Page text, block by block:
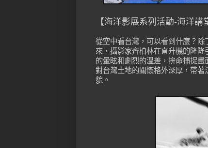
【海洋影展系列活動-海洋講
從空中看台灣，可以看到什麼？
來，攝影家齊柏林在直升機的隆
的暈眩和劇烈的溫差，拚命捕捉
對台灣土地的關懷格外深厚，帶
貌。